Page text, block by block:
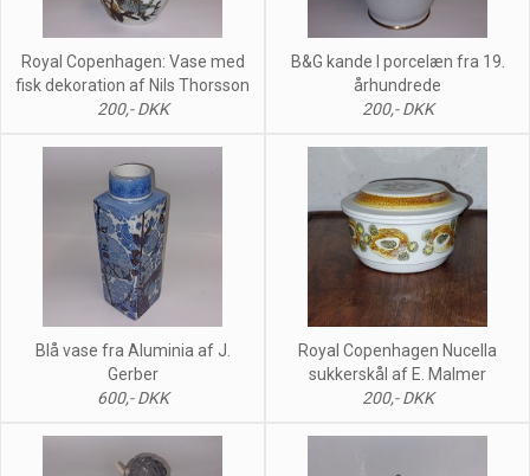
Royal Copenhagen: Vase med
fisk dekoration af Nils Thorsson
200,- DKK
B&G kande I porcelæn fra 19.
århundrede
200,- DKK
Blå vase fra Aluminia af J.
Gerber
600,- DKK
Royal Copenhagen Nucella
sukkerskål af E. Malmer
200,- DKK